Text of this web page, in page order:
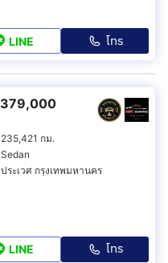
LINE โทร
379,000
235,421 กม.
Sedan
ประเวศ กรุงเทพมหานคร
LINE โทร